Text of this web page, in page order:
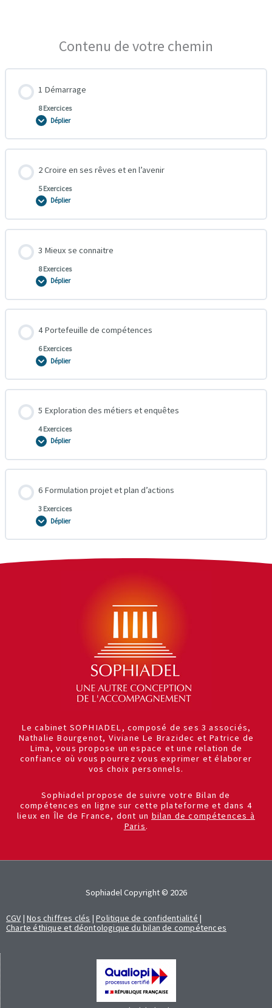
Contenu de votre chemin
1 Démarrage
8 Exercices
Déplier
2 Croire en ses rêves et en l’avenir
5 Exercices
Déplier
3 Mieux se connaitre
8 Exercices
Déplier
4 Portefeuille de compétences
6 Exercices
Déplier
5 Exploration des métiers et enquêtes
4 Exercices
Déplier
6 Formulation projet et plan d’actions
3 Exercices
Déplier
Le cabinet SOPHIADEL, composé de ses 3 associés,
Nathalie Bourgenot, Viviane Le Brazidec et Patrice de
Lima, vous propose un espace et une relation de
confiance où vous pourrez vous exprimer et élaborer
vos choix personnels.
Sophiadel propose de suivre votre Bilan de
compétences en ligne sur cette plateforme et dans 4
lieux en Île de France, dont un bilan de compétences à
Paris.
Sophiadel Copyright © 2026
CGV |Nos chiffres clés |Politique de confidentialité |
Charte éthique et déontologique du bilan de compétences